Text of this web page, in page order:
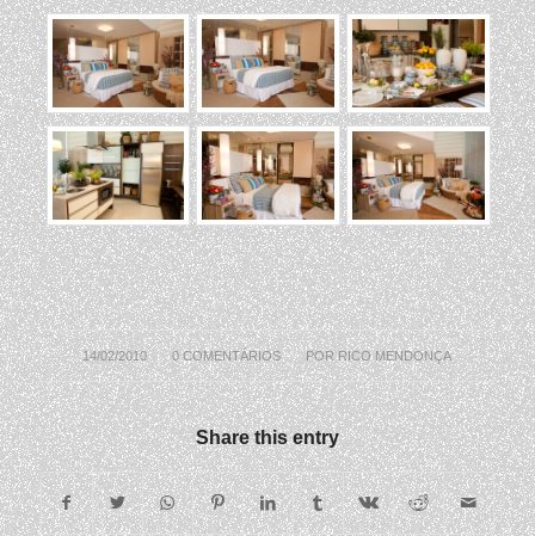
14/02/2010
/ 0 COMENTÁRIOS
/ PORRICO MENDONÇA
Share this entry